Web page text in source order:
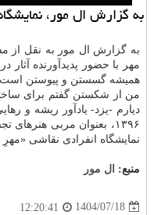
به گزارش ال مور، نمایشگاه آثار
مهر با حضور پدیدآورنده
همیشه گسستن و پیوستن است
من از شکستن گفتم برای
دیارم -یزد- یادآور ریشه و
۱۳۹۶، بعنوان مربی
نمایشگاه انفرادی نقاشی «مهرِ اِمِرتات؛ به گواهی
منبع: ال مور
1404/07/18
12:20:41